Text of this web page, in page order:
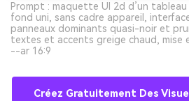
Prompt : maquette UI 2d d’un
fond uni, sans cadre appareil,
panneaux dominants quasi-noir et
textes et accents greige chaud, mise
--ar 16:9
Créez Gratuitement Des